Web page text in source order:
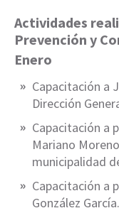
Actividades
Prevención y
Enero
Capacitación a
Dirección
Capacitación a
Mariano
municipalidad
Capacitación a
González García.